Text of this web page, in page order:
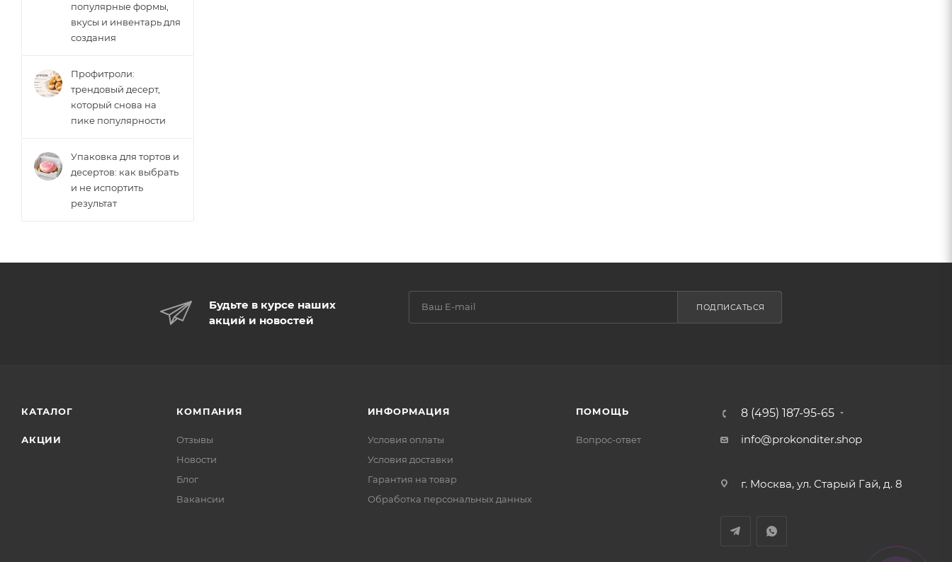
популярные формы,
вкусы и инвентарь для
создания
Профитроли:
трендовый десерт,
который снова на
пике популярности
Упаковка для тортов и
десертов: как выбрать
и не испортить
результат
Будьте в курсе наших
акций и новостей
ПОДПИСАТЬСЯ
КАТАЛОГ
АКЦИИ
КОМПАНИЯ
Отзывы
Новости
Блог
Вакансии
ИНФОРМАЦИЯ
Условия оплаты
Условия доставки
Гарантия на товар
Обработка персональных данных
ПОМОЩЬ
Вопрос-ответ
8 (495) 187-95-65
info@prokonditer.shop
г. Москва, ул. Старый Гай, д. 8